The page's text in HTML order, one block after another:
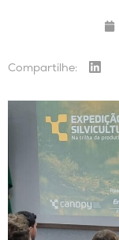
Compartilhe: